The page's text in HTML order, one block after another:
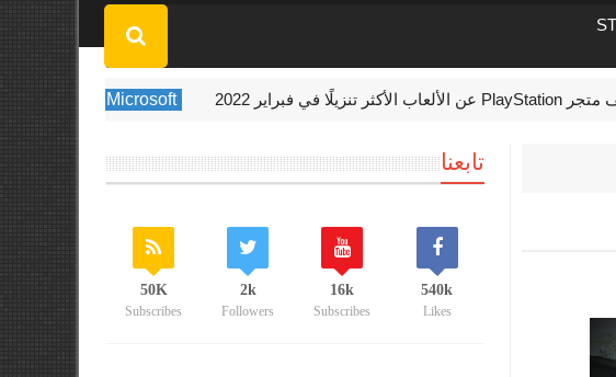
Microsoft Xbox تستضيف حدث Indie Showcase الأسبوع المقبل
تابعنا
540k
Likes
16k
Subscribes
2k
Followers
50K
Subscribes